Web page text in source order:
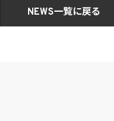
NEWS一覧に戻る